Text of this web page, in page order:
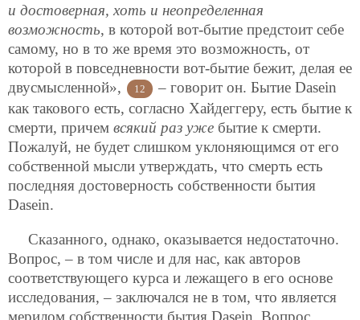
и достоверная, хоть и неопределенная
возможность, в которой вот-бытие предстоит себе
самому, но в то же время это возможность, от
которой в повседневности вот-бытие бежит, делая ее
двусмысленной»,
12
– говорит он. Бытие Dasein
как такового есть, согласно Хайдеггеру, есть бытие к
смерти, причем всякий раз уже бытие к смерти.
Пожалуй, не будет слишком уклоняющимся от его
собственной мысли утверждать, что смерть есть
последняя достоверность собственности бытия
Dasein.
Сказанного, однако, оказывается недостаточно.
Вопрос, – в том числе и для нас, как авторов
соответствующего курса и лежащего в его основе
исследования, – заключался не в том, что является
мерилом собственности бытия Dasein. Вопрос